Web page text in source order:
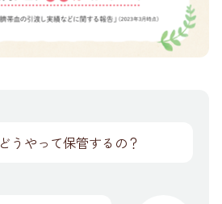
どうやって保管するの？